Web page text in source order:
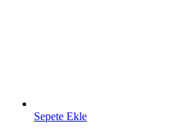
Sepete Ekle